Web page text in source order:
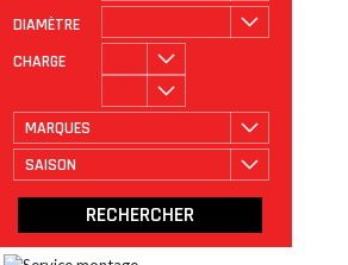
DIAMÈTRE
CHARGE
MARQUES
SAISON